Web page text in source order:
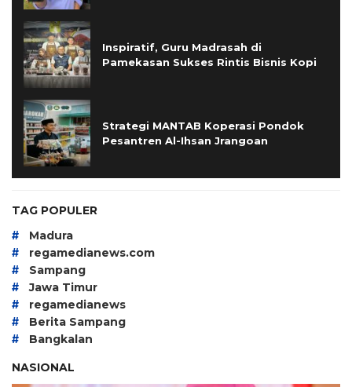
Inspiratif, Guru Madrasah di
Pamekasan Sukses Rintis Bisnis Kopi
Strategi MANTAB Koperasi Pondok
Pesantren Al-Ihsan Jrangoan
TAG POPULER
# Madura
# regamedianews.com
# Sampang
# Jawa Timur
# regamedianews
# Berita Sampang
#
Bangkalan
NASIONAL